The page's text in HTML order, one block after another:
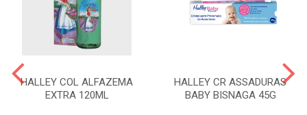
HALLEY COL ALFAZEMA
EXTRA 120ML
HALLEY CR ASSADURAS
BABY BISNAGA 45G